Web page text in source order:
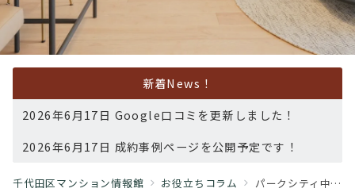
新着News！
2026年6月17日 Google口コミを更新しました！
2026年6月17日 成約事例ページを公開予定です！
千代田区マンション情報館 お役立ちコラム パークシティ中央湊 ザ・タワー｜中央区湊を代表する免震タワー「パークシティ中央湊 ザ・タワー」― 31階・眺望良好住戸で叶える水辺と都心の上質生活